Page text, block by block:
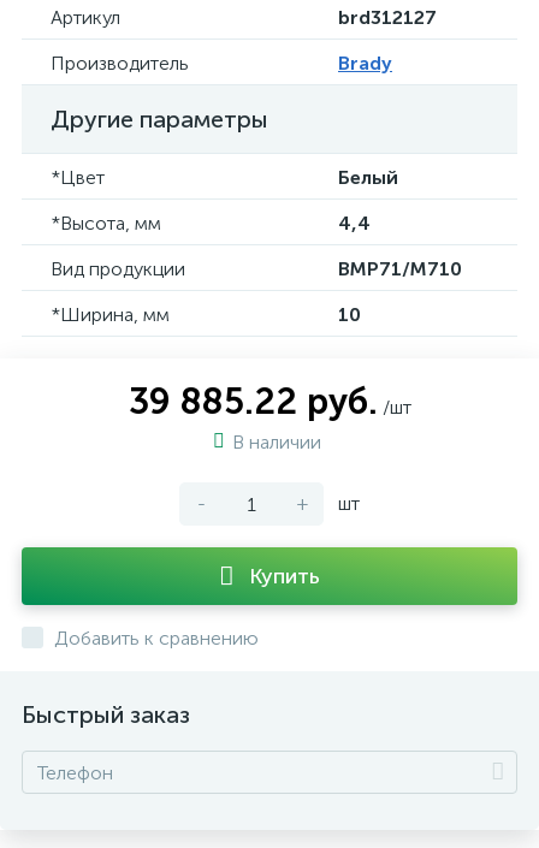
Артикул
brd312127
Производитель
Brady
Другие параметры
*Цвет
Белый
*Высота, мм
4,4
Вид продукции
BMP71/M710
*Ширина, мм
10
39 885.22 руб. /шт
В наличии
- + шт
Купить
Добавить к сравнению
Быстрый заказ